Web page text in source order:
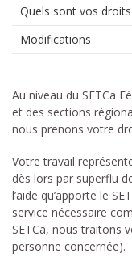
Quels sont vos droits
Modifications
Au niveau du SETCa
et des sections
nous prenons votre
Votre travail
dès lors par superflu
l’aide qu’apporte le
service nécessaire
SETCa, nous traitons
personne concernée).